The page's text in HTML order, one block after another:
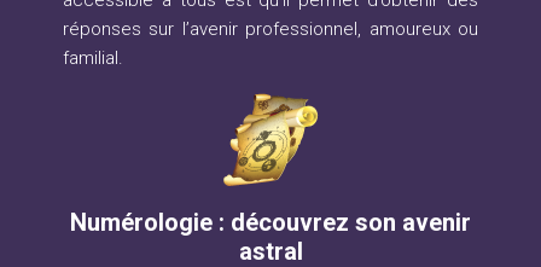
réponses sur l’avenir professionnel, amoureux ou
familial.
Numérologie : découvrez son avenir
astral